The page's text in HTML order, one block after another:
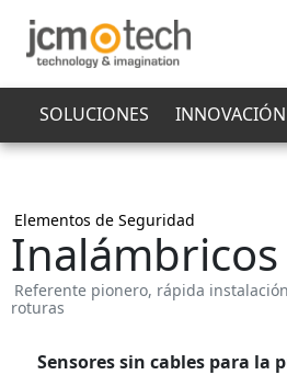
SOLUCIONES INNOVACIÓN
Elementos de Seguridad
Inalámbricos
Referente pionero, rápida
roturas
Sensores sin cables para la